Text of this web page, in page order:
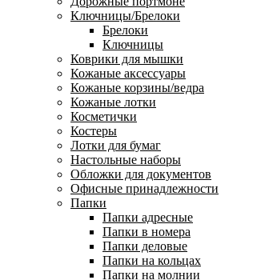
Ключницы/Брелоки
Брелоки
Ключницы
Коврики для мышки
Кожаные аксессуары
Кожаные корзины/ведра
Кожаные лотки
Косметички
Костеры
Лотки для бумаг
Настольные наборы
Обложки для документов
Офисные принадлежности
Папки
Папки адресные
Папки в номера
Папки деловые
Папки на кольцах
Папки на молнии